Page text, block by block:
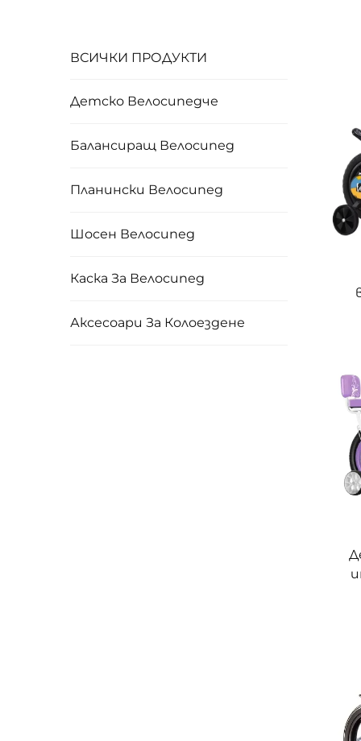
ВСИЧКИ ПРОДУКТИ
Детско Велосипедче
Балансиращ Велосипед
Планински Велосипед
Шосен Велосипед
Каска За Велосипед
Аксесоари За Колоездене